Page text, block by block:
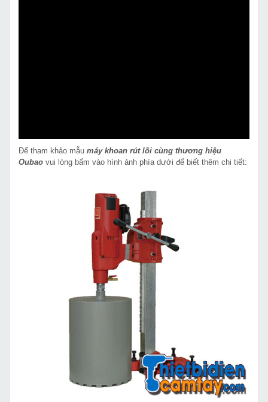
Để tham khảo mẫu máy khoan rút lõi cùng thương hiệu
Oubao vui lòng bấm vào hình ảnh phía dưới để biết thêm chi tiết: